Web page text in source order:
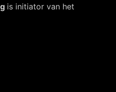
is initiator van het